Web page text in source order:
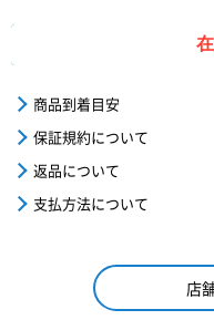
商品到着目安
保証規約について
返品について
支払方法について
店